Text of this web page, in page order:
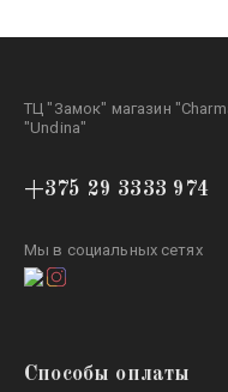
ТЦ "Замок" магазин
"Undina"
+375 29 3333 974
Мы в социальных сетях
Способы оплаты